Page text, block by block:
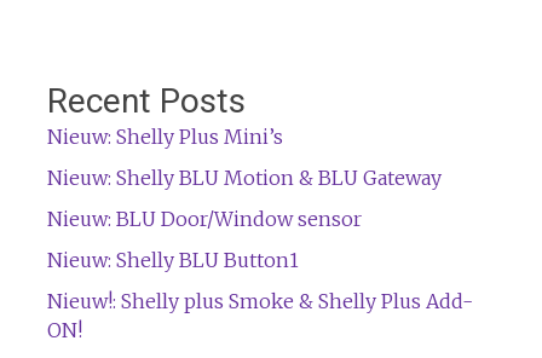
Recent Posts
Nieuw: Shelly Plus Mini’s
Nieuw: Shelly BLU Motion & BLU Gateway
Nieuw: BLU Door/Window sensor
Nieuw: Shelly BLU Button1
Nieuw!: Shelly plus Smoke & Shelly Plus Add-
ON!